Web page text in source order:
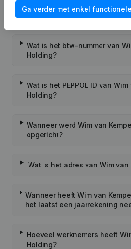
Wat is het KVK-nummer van
Wat is het btw-nummer van
Holding?
Wat is het PEPPOL ID van Wim
Holding?
Wanneer werd Wim van
opgericht?
Wat is het adres van Wim van
Wanneer heeft Wim van
het laatst een jaarrekening
Hoeveel werknemers heeft
Holding?
Ga verder met enkel